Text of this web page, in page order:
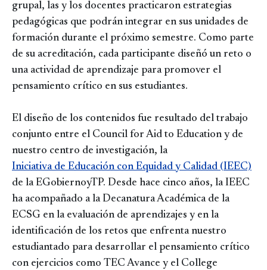
grupal, las y los docentes practicaron estrategias
pedagógicas que podrán integrar en sus unidades de
formación durante el próximo semestre. Como parte
de su acreditación, cada participante diseñó un reto o
una actividad de aprendizaje para promover el
pensamiento crítico en sus estudiantes.
El diseño de los contenidos fue resultado del trabajo
conjunto entre el Council for Aid to Education y de
nuestro centro de investigación, la
Iniciativa de Educación con Equidad y Calidad (IEEC)
de la EGobiernoyTP. Desde hace cinco años, la IEEC
ha acompañado a la Decanatura Académica de la
ECSG en la evaluación de aprendizajes y en la
identificación de los retos que enfrenta nuestro
estudiantado para desarrollar el pensamiento crítico
con ejercicios como TEC Avance y el College